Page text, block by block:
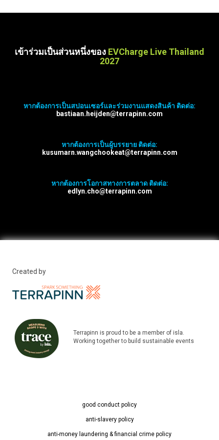
เข้าร่วมเป็นส่วนหนึ่งของ EVCharge Live Thailand
2027
หากต้องการเป็นสปอนเซอร์และร่วมงานแสดงสินค้า ติดต่อ:
bastiaan.heijden@terrapinn.com
หากต้องการเป็นผู้บรรยาย ติดต่อ:
kusumarn.wangchookeat@terrapinn.com
หากต้องการโอกาสทางการตลาด ติดต่อ:
edlyn.cho@terrapinn.com
Created by
Terrapinn is proud to be a member of isla.
Working together to build sustainable events
good conduct policy
anti-slavery policy
anti-money laundering & financial crime policy